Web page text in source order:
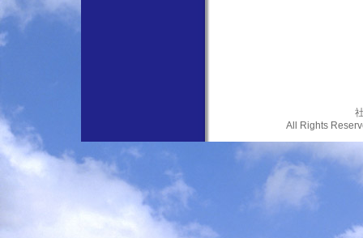
All Rights